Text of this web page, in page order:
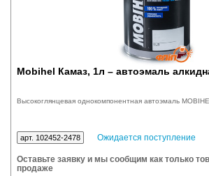
Mobihel Камаз, 1л – автоэмаль
Высокоглянцевая однокомпонентная автоэмаль
арт. 102452-2478 Ожидается поступление
Оставьте заявку и мы сообщим как только
продаже